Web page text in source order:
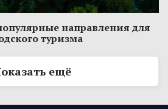
направления для
туризма
ещё